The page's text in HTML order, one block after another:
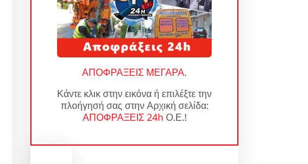
ΑΠΟΦΡΑΞΕΙΣ ΜΕΓΑΡΑ.
Κάντε κλικ στην εικόνα ή επιλέξτε την
πλοήγησή σας στην Αρχική σελίδα:
ΑΠΟΦΡΑΞΕΙΣ 24h Ο.Ε.!